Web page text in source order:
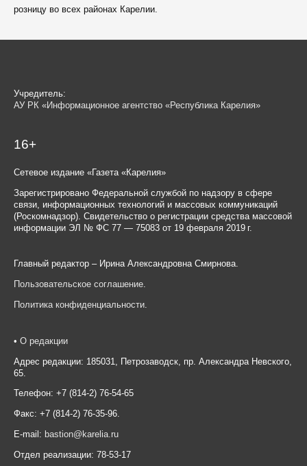
розницу во всех районах Карелии.
Учредитель:
АУ РК «Информационное агентство «Республика Карелия»
16+
Сетевое издание «Газета «Карелия»
Зарегистрировано Федеральной службой по надзору в сфере
связи, информационных технологий и массовых коммуникаций
(Роскомнадзор). Свидетельство о регистрации средства массовой
информации ЭЛ № ФС 77 — 75083 от 19 февраля 2019 г.
Главный редактор – Ирина Александровна Смирнова.
Пользовательское соглашение.
Политика конфиденциальности
• О редакции
Адрес редакции: 185031, Петрозаводск, пр. Александра Невского,
65.
Телефон: +7 (814-2) 76-54-65
Факс: +7 (814-2) 76-35-96.
E-mail: bastion@karelia.ru
Отдел реализации: 78-53-17